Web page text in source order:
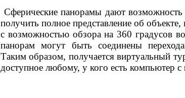
Сферические панорамы дают
получить полное представление об
с возможностью обзора на 360 градусов
панорам могут быть соединены
Таким образом, получается виртуальный
доступное любому, у кого есть компьютер